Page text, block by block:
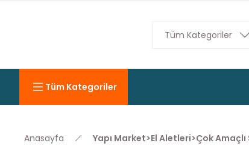
Tüm Kategoriler
Anasayfa Yapı Market>El Aletleri>Çok